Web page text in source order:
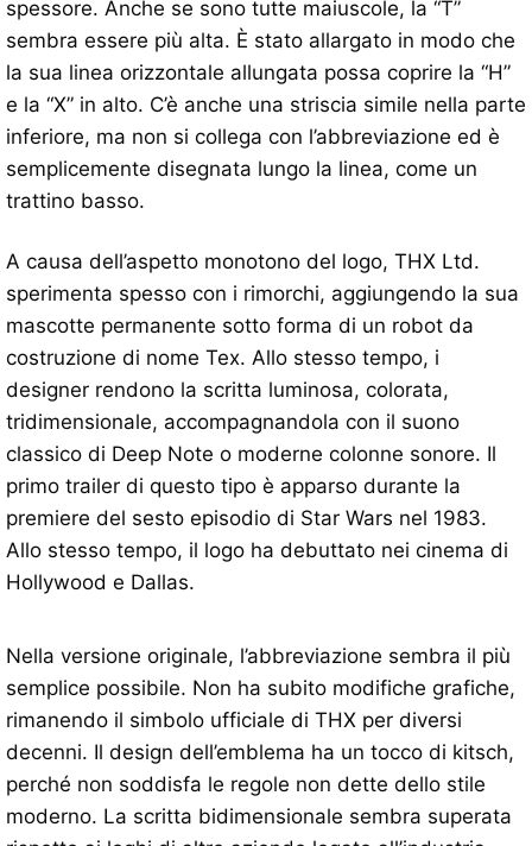
spessore. Anche se sono tutte maiuscole, la “T”
sembra essere più alta. È stato allargato in modo che
la sua linea orizzontale allungata possa coprire la “H”
e la “X” in alto. C’è anche una striscia simile nella parte
inferiore, ma non si collega con l’abbreviazione ed è
semplicemente disegnata lungo la linea, come un
trattino basso.
A causa dell’aspetto monotono del logo, THX Ltd.
sperimenta spesso con i rimorchi, aggiungendo la sua
mascotte permanente sotto forma di un robot da
costruzione di nome Tex. Allo stesso tempo, i
designer rendono la scritta luminosa, colorata,
tridimensionale, accompagnandola con il suono
classico di Deep Note o moderne colonne sonore. Il
primo trailer di questo tipo è apparso durante la
premiere del sesto episodio di Star Wars nel 1983.
Allo stesso tempo, il logo ha debuttato nei cinema di
Hollywood e Dallas.
Nella versione originale, l’abbreviazione sembra il più
semplice possibile. Non ha subito modifiche grafiche,
rimanendo il simbolo ufficiale di THX per diversi
decenni. Il design dell’emblema ha un tocco di kitsch,
perché non soddisfa le regole non dette dello stile
moderno. La scritta bidimensionale sembra superata